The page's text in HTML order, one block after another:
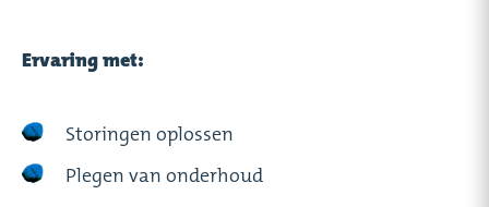
Ervaring met:
Storingen oplossen
Plegen van onderhoud